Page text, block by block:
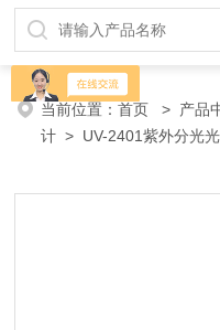
阀件、进样器、色谱担体）
计，原子吸收分光光度计，
室产品。
当前位置：首页 > 产品
计 > UV-2401紫外分光